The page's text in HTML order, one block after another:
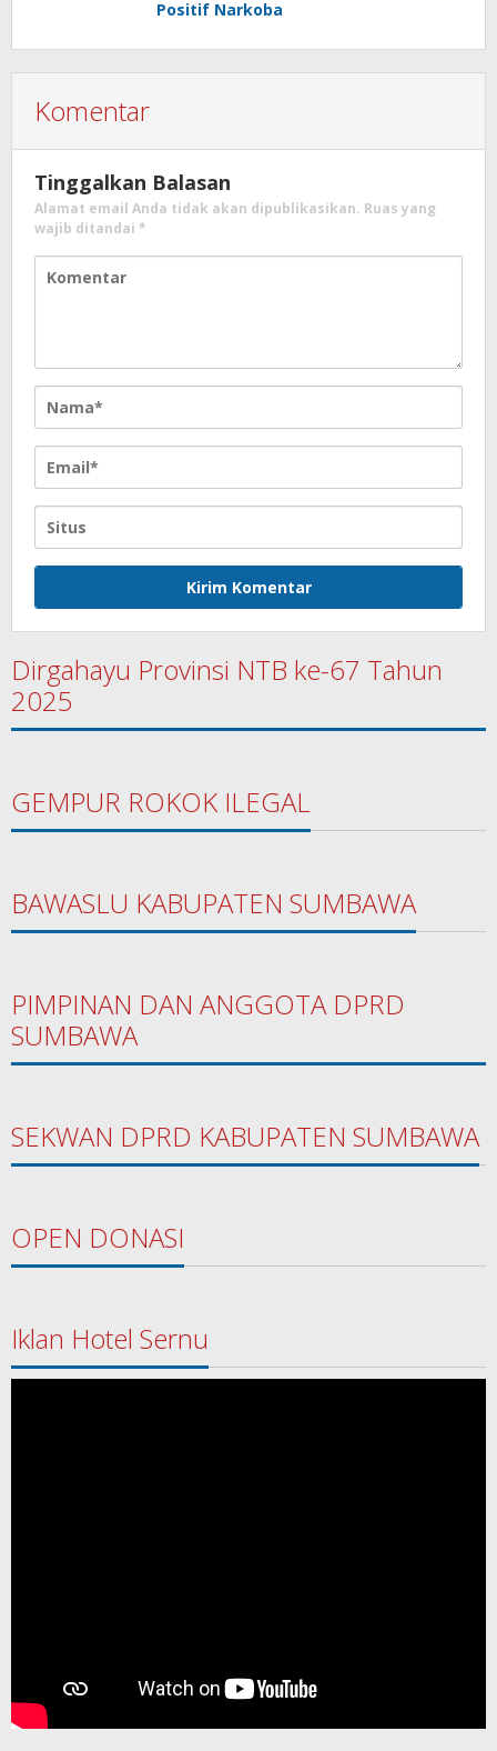
Positif Narkoba
Komentar
Tinggalkan Balasan
Alamat email Anda tidak akan dipublikasikan. Ruas yang
wajib ditandai *
Dirgahayu Provinsi NTB ke-67 Tahun
2025
GEMPUR ROKOK ILEGAL
BAWASLU KABUPATEN SUMBAWA
PIMPINAN DAN ANGGOTA DPRD
SUMBAWA
SEKWAN DPRD KABUPATEN SUMBAWA
OPEN DONASI
Iklan Hotel Sernu